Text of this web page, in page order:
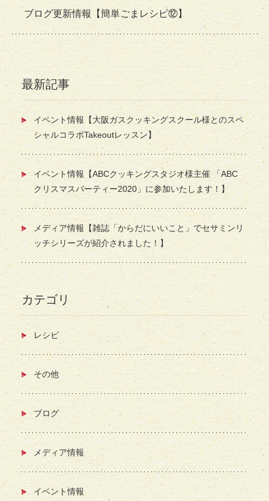
ブログ更新情報【簡単ごまレシピ⑫】
最新記事
イベント情報【大阪ガスクッキングスクール様とのスペ
シャルコラボTakeoutレッスン】
イベント情報【ABCクッキングスタジオ様主催 「ABC
クリスマスパーティー2020」に参加いたします！】
メディア情報【雑誌「からだにいいこと」でセサミンリ
ッチシリーズが紹介されました！】
カテゴリ
レシピ
その他
ブログ
メディア情報
イベント情報